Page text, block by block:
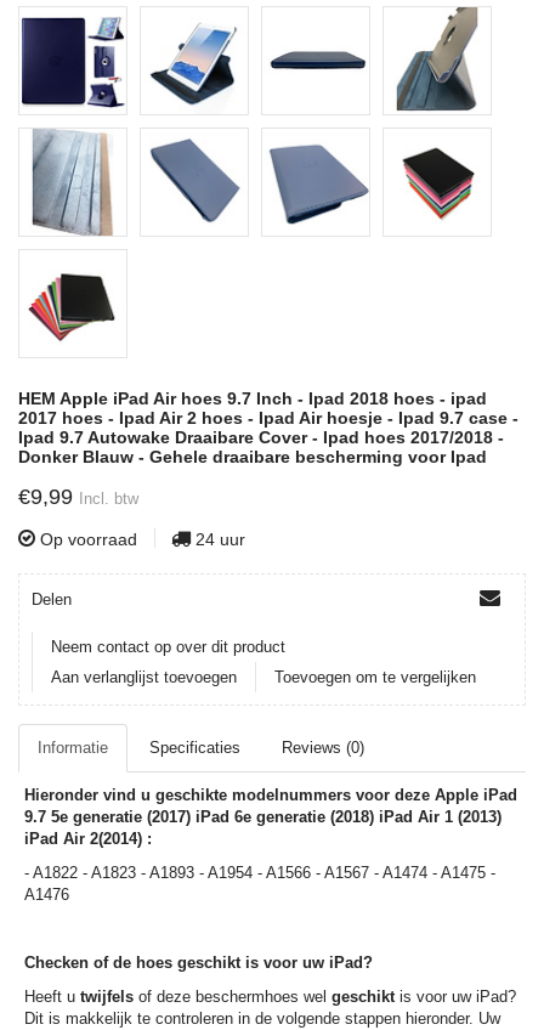
HEM Apple iPad Air hoes 9.7 Inch - Ipad 2018 hoes - ipad
2017 hoes - Ipad Air 2 hoes - Ipad Air hoesje - Ipad 9.7 case -
Ipad 9.7 Autowake Draaibare Cover - Ipad hoes 2017/2018 -
Donker Blauw - Gehele draaibare bescherming voor Ipad
€9,99 Incl. btw
Op voorraad 24 uur
Delen
Neem contact op over dit product
Aan verlanglijst toevoegen
Toevoegen om te vergelijken
Informatie Specificaties Reviews (0)
Hieronder vind u geschikte modelnummers voor deze Apple iPad
9.7 5e generatie (2017) iPad 6e generatie (2018) iPad Air 1 (2013)
iPad Air 2(2014) :
- A1822 - A1823 - A1893 - A1954 - A1566 - A1567 - A1474 - A1475 -
A1476
Checken of de hoes geschikt is voor uw iPad?
Heeft u twijfels of deze beschermhoes wel geschiktis voor uw iPad?
Dit is makkelijk te controleren in de volgende stappen hieronder. Uw